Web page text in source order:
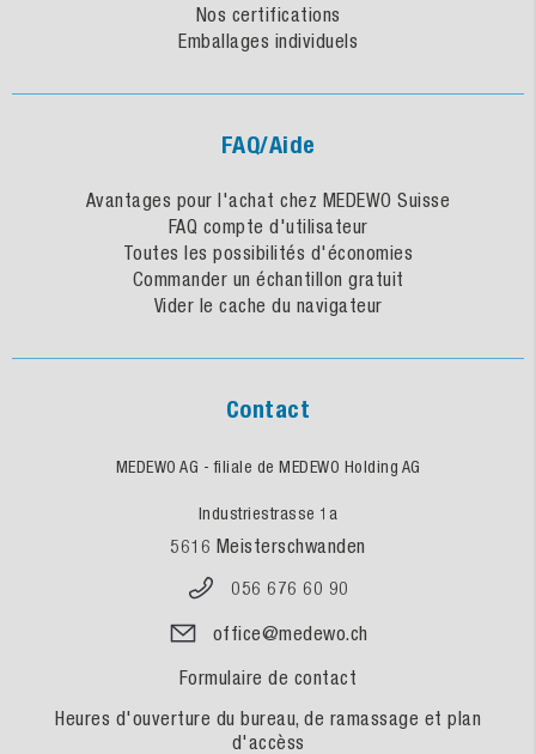
Nos certifications
Emballages individuels
FAQ/Aide
Avantages pour l'achat chez MEDEWO Suisse
FAQ compte d'utilisateur
Toutes les possibilités d'économies
Commander un échantillon gratuit
Vider le cache du navigateur
Contact
MEDEWO AG - filiale de MEDEWO Holding AG
Industriestrasse 1a
5616 Meisterschwanden
056 676 60 90
office@medewo.ch
Formulaire de contact
Heures d'ouverture du bureau, de ramassage et plan
d'accèss